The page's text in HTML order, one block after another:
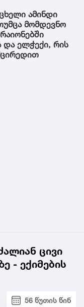
ამინდი
მომდევნო
და ელჭექი, რის
ცივი
- ექიმების
56 წუთის წინ